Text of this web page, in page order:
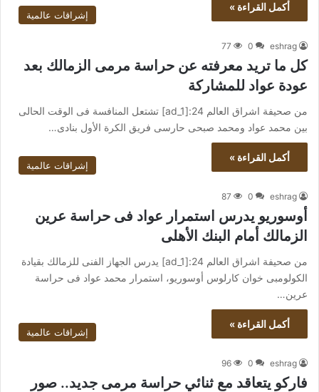
أكمل القراءة »
إشراقات عالمية
eshrag
0
77
كل ما تريد معرفته عن حراسة مرمى الزمالك بعد
عودة عواد للمشاركة
من صحيفة اشراق العالم 24:[ad_1] تشتعل المنافسة فى الوقت الحالى
بين محمد عواد ومحمد صبحى حارسى فريق الكرة الأول بنادى…
أكمل القراءة »
إشراقات عالمية
eshrag
0
87
أوسوريو يدرس استمرار عواد فى حراسة عرين
الزمالك أمام البنك الأهلى
من صحيفة اشراق العالم 24:[ad_1] يدرس الجهاز الفنى للزمالك بقيادة
الكولومبى خوان كارلوس أوسوريو، استمرار محمد عواد فى حراسة
عرين…
أكمل القراءة »
إشراقات عالمية
eshrag
0
96
فاركو يتعاقد مع ثنائي حراسة مرمى جديد.. صور